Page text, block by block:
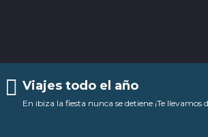
Viajes todo el año
En ibiza la fiesta nunca se detiene ¡Te llevamos